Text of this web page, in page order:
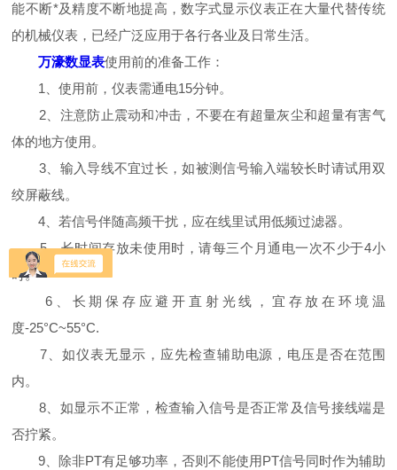
能不断*及精度不断地提高，数字式显示仪表正在大量代替传统
的机械仪表，已经广泛应用于各行各业及日常生活。
万濠数显表使用前的准备工作：
1、使用前，仪表需通电15分钟。
2、注意防止震动和冲击，不要在有超量灰尘和超量有害气
体的地方使用。
3、输入导线不宜过长，如被测信号输入端较长时请试用双
绞屏蔽线。
4、若信号伴随高频干扰，应在线里试用低频过滤器。
5、长时间存放未使用时，请每三个月通电一次不少于4小
时。
6、长期保存应避开直射光线，宜存放在环境温
度-25°C~55°C.
7、如仪表无显示，应先检查辅助电源，电压是否在范围
内。
8、如显示不正常，检查输入信号是否正常及信号接线端是
否拧紧。
9、除非PT有足够功率，否则不能使用PT信号同时作为辅助